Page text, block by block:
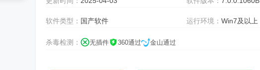
软件类型： 国产软件 运行环境：Win7及以上
杀毒检测： 无插件 360通过 金山通过